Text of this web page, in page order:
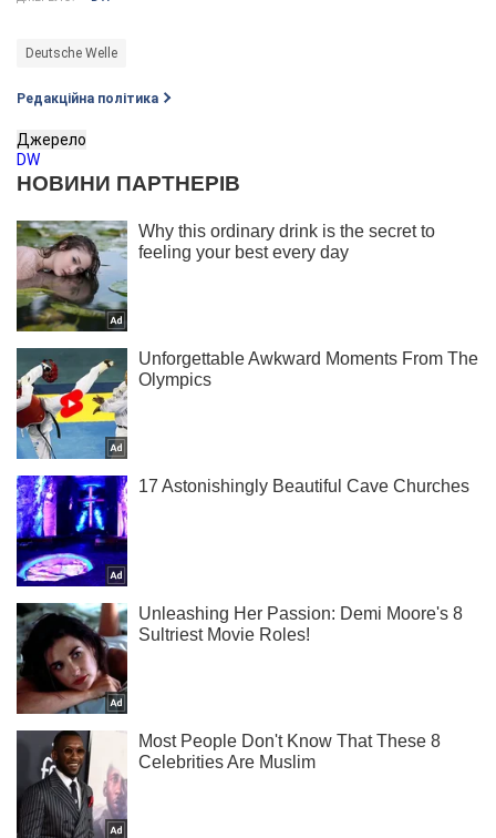
Deutsche Welle
Редакційна політика
Джерело
DW